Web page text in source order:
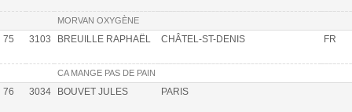
MORVAN OXYGÈNE
75 3103 BREUILLE RAPHAËL CHÂTEL-ST-DENIS FR
CA MANGE PAS DE PAIN
76 3034 BOUVET JULES PARIS